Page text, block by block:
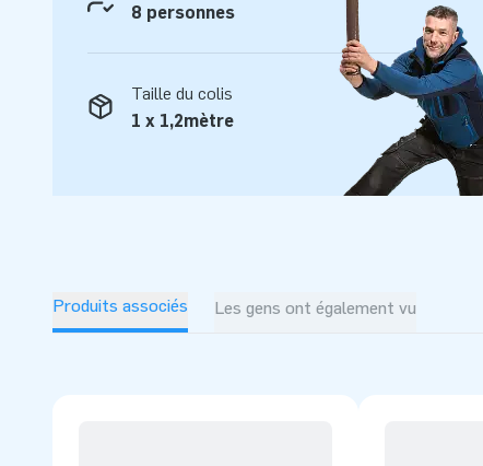
8 personnes
Taille du colis
1 x 1,2mètre
Produits associés Les gens ont également vu